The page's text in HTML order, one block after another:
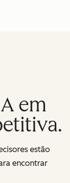
em
estão
encontrar